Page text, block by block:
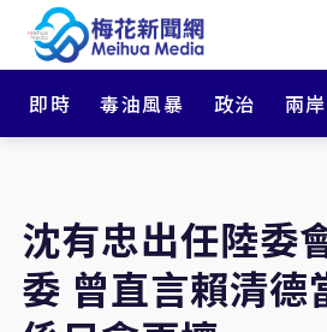
即時 毒油風暴 政治 兩岸
沈有忠出任陸委
委 曾直言賴清德